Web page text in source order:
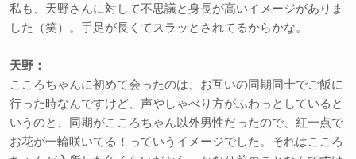
私も、天野さんに対して不思議と身長が高いイメージがありま
した（笑）。手足が長くてスラッとされてるからかな。
天野：
こころちゃんに初めて会ったのは、お互いの同期同士でご飯に
行った時なんですけど、声やしゃべり方がふわっとしていると
いうのと、同期がこころちゃん以外男性だったので、紅一点で
お花が一輪咲いてる！っていうイメージでした。それはこころ